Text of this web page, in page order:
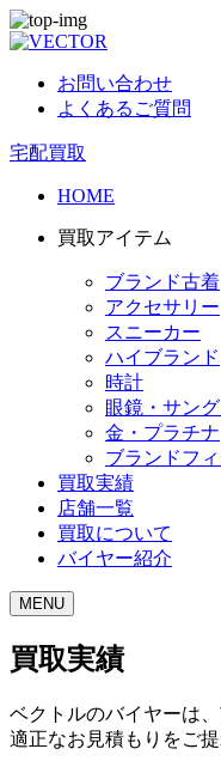
お問い合わせ
よくあるご質問
宅配買取
HOME
買取アイテム
ブランド古着
アクセサリー
スニーカー
ハイブランド
時計
眼鏡・サン
金・プラチナ
ブランドフ
買取実績
店舗一覧
買取について
バイヤー紹介
MENU
買取実績
ベクトルのバイヤーは
適正なお見積もりをご提